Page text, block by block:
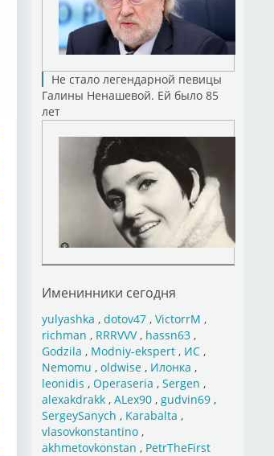
Не стало легендарной певицы
Галины Ненашевой. Ей было 85
лет
Именинники сегодня
yulyashka , dotov47, VictorrM ,
richman , RRRVVV, hassn63,
Godzila , Modniy-ekspert, ИС,
Nemomu , oldwise, Илонка ,
leonidis , Operaseria , Sergen ,
alexakdrakk, ALex90, gudvin69,
SergeySanych , Karabalta ,
vlasovkonstantino,
akhmetovkonstan , PetrTheFirst